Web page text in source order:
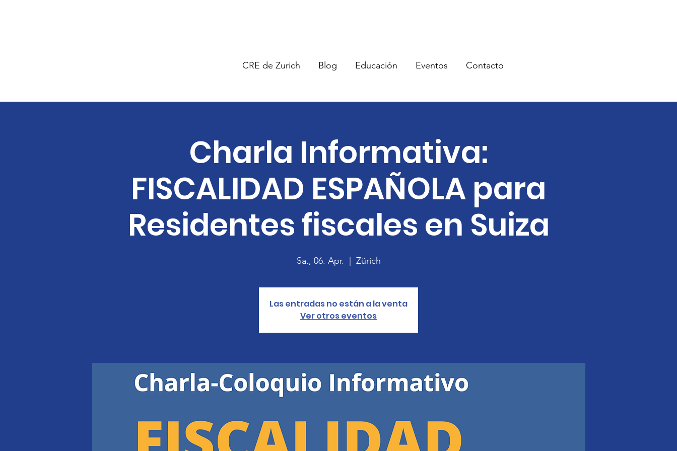
CRE de Zurich Blog Educación Eventos Contacto
Charla Informativa:
FISCALIDAD ESPAÑOLA para
Residentes fiscales en Suiza
Sa., 06. Apr. Zürich
Las entradas no están a la venta
Ver otros eventos